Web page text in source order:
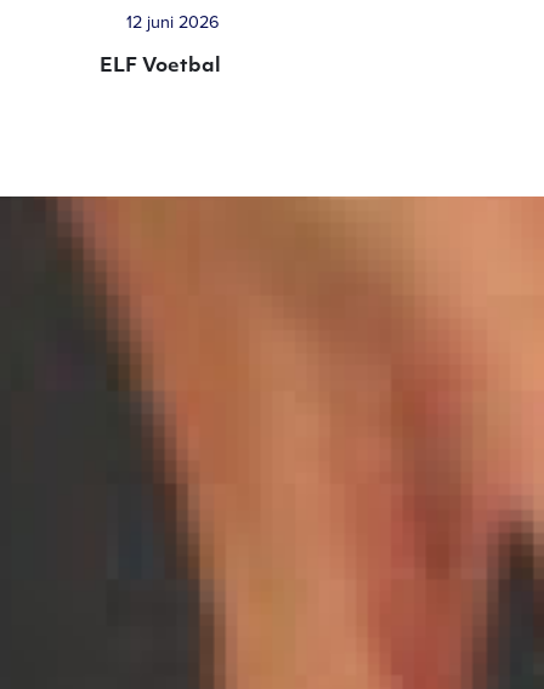
12 juni 2026
ELF Voetbal